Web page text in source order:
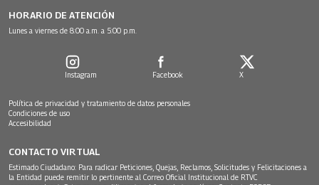
HORARIO DE ATENCIÓN
Lunes a viernes de 8:00 a.m. a 5:00 p.m.
Instagram Facebook X
Política de privacidad y tratamiento de datos personales
Condiciones de uso
Accesibilidad
CONTACTO VIRTUAL
Estimado Ciudadano: Para radicar Peticiones, Quejas, Reclamos, Solicitudes y Felicitaciones a
la Entidad puede remitir lo pertinente al Correo Oficial Institucional de RTVC